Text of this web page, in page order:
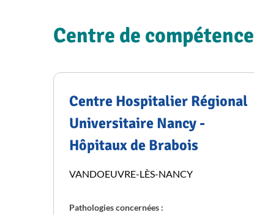
Centre de compétence
Centre Hospitalier Régional
Universitaire Nancy -
Hôpitaux de Brabois
VANDOEUVRE-LÈS-NANCY
Pathologies concernées :